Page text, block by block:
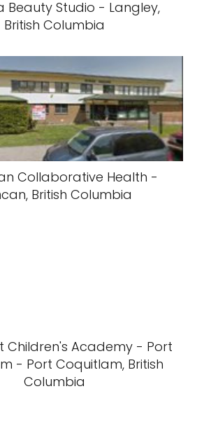
Beauty Studio - Langley,
British Columbia
Collaborative Health -
British Columbia
Children's Academy - Port
- Port Coquitlam, British
Columbia